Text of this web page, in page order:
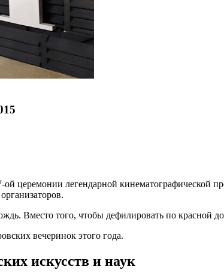
церемонии легендарной кинематографической
Вместо того, чтобы дефилировать по красной
вечеринок этого года.
искусств и наук